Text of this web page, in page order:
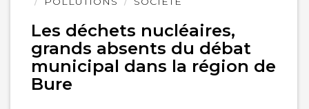
Les déchets nucléaires,
grands absents du débat
municipal dans la région de
Bure